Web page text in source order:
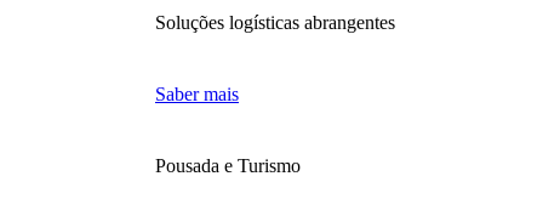
Soluções logísticas abrangentes
Saber mais
Pousada e Turismo